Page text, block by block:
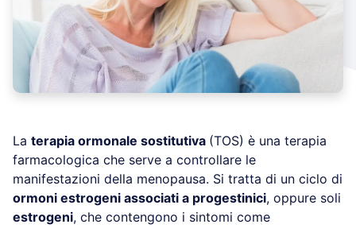
La terapia ormonale sostitutiva (TOS) è una terapia
farmacologica che serve a controllare le
manifestazioni della menopausa. Si tratta di un ciclo di
ormoni estrogeni associati a progestinici, oppure soli
estrogeni, che contengono i sintomi come